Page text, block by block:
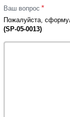
Ваш вопрос *
Пожалуйста,
(SP-05-0013)